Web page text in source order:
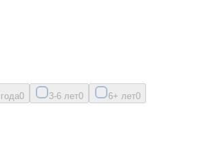
0 3-6 лет0 6+ лет0